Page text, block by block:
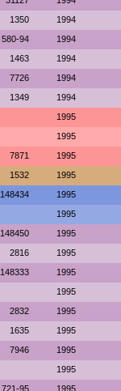
1350 1994
580-94 1994
1463 1994
7726 1994
1349 1994
1995
1995
7871 1995
1532 1995
148434 1995
1995
148450 1995
2816 1995
148333 1995
1995
2832 1995
1635 1995
7946 1995
1995
721-95 1995